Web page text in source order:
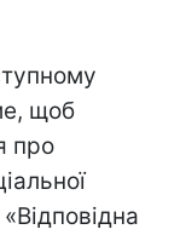
щоб
про